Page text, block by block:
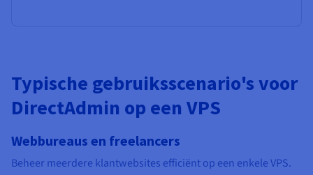
Typische gebruiksscenario's voor
DirectAdmin op een VPS
Webbureaus en freelancers
Beheer meerdere klantwebsites efficiënt op een enkele VPS.